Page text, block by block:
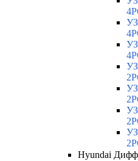
Hyundai